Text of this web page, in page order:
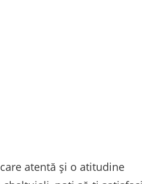
atentă și o atitudine